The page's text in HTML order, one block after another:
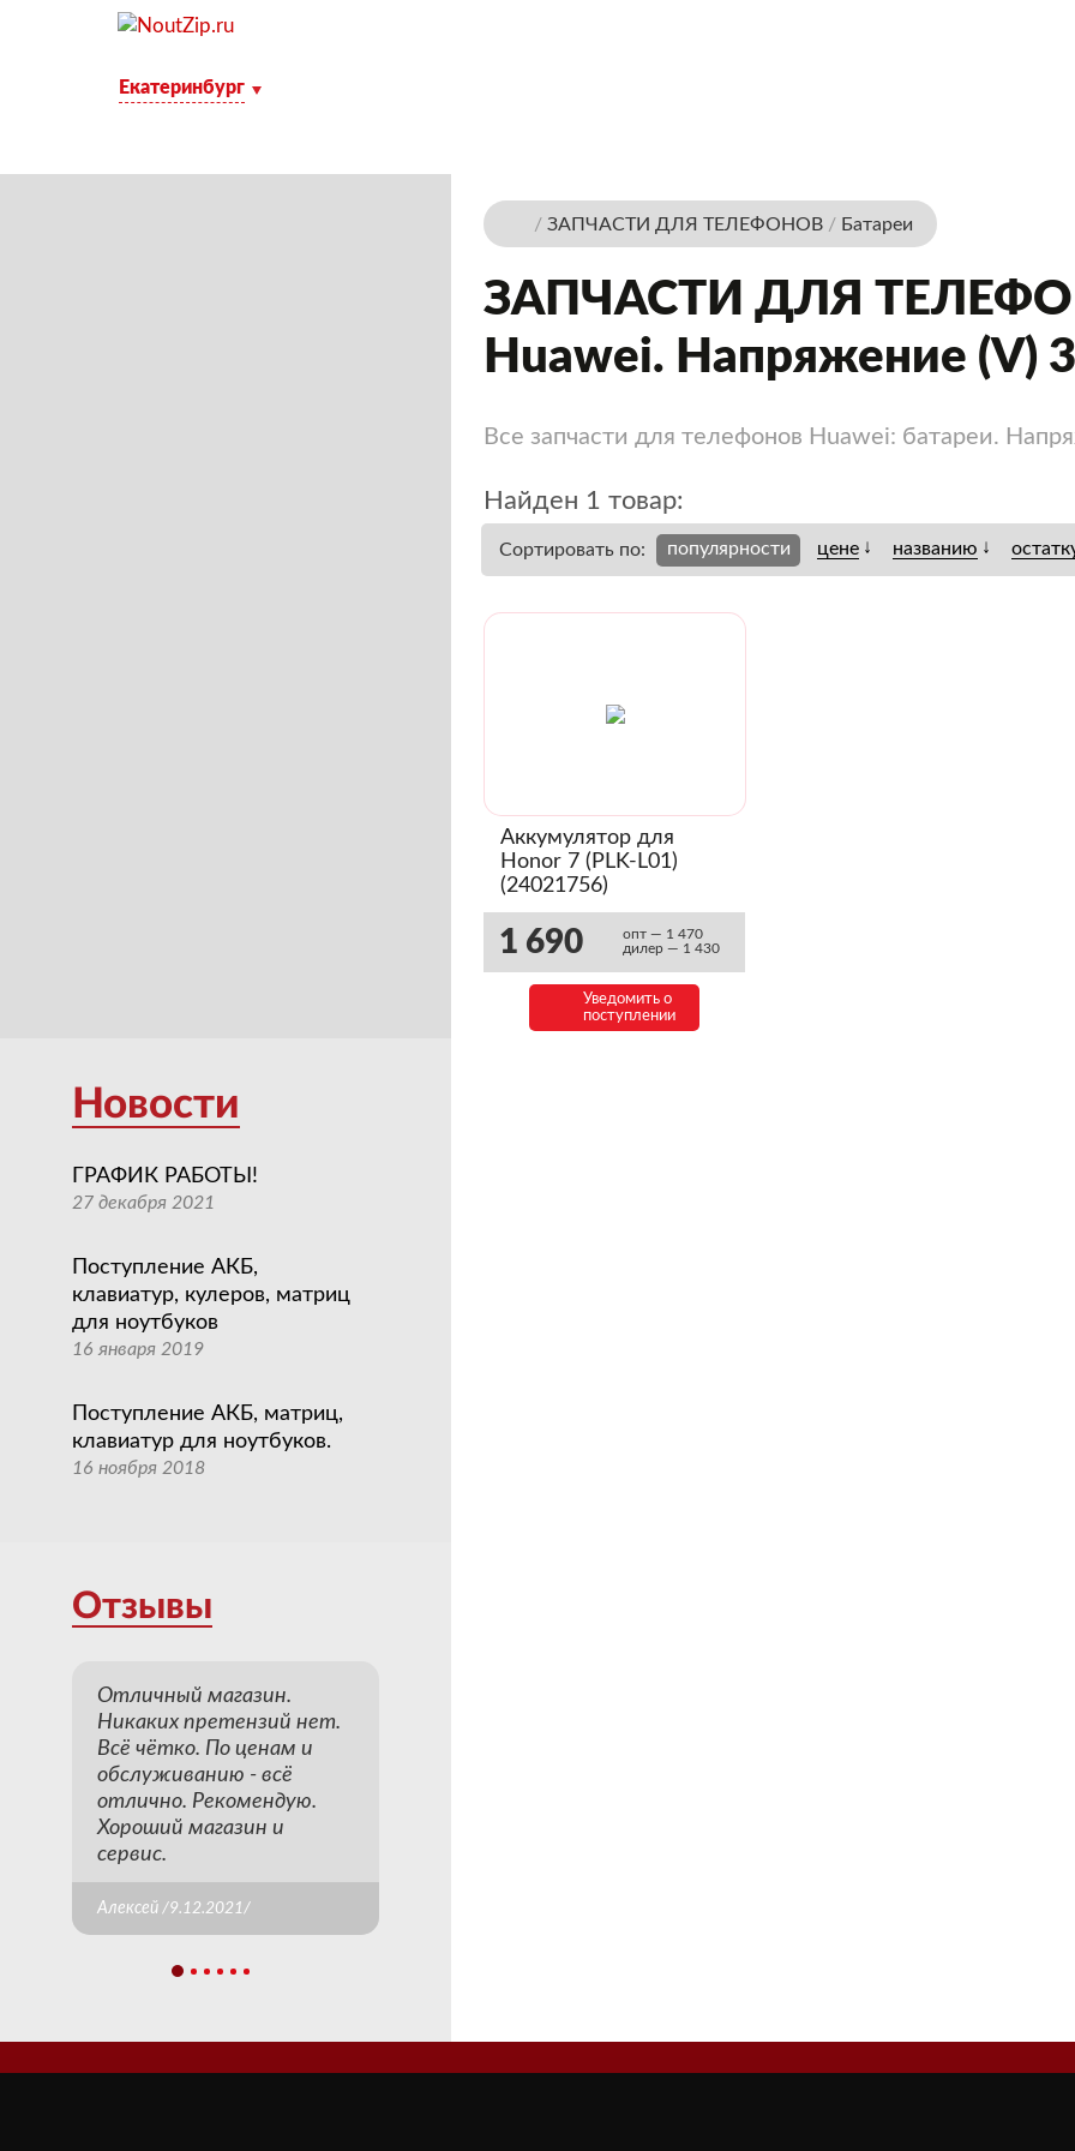
Екатеринбург
Новости
ГРАФИК РАБОТЫ!
27 декабря 2021
Поступление АКБ,
клавиатур, кулеров, матриц
для ноутбуков
16 января 2019
Поступление АКБ, матриц,
клавиатур для ноутбуков.
16 ноября 2018
Отзывы
Отличный магазин.
Никаких претензий нет.
Всё чётко. По ценам и
обслуживанию - всё
отлично. Рекомендую.
Хороший магазин и
сервис.
Алексей /9.12.2021/
/ЗАПЧАСТИ ДЛЯ ТЕЛЕФОНОВ / Батареи
ЗАПЧАСТИ ДЛЯ
Huawei. Напряжение (V)
Все запчасти для телефонов Huawei: батареи.
Найден 1 товар:
Сортировать по: популярности цене ↓ названию ↓
Аккумулятор для
Honor 7 (PLK-L01)
(24021756)
1 690
опт — 1 470
дилер — 1 430
Уведомить о
поступлении